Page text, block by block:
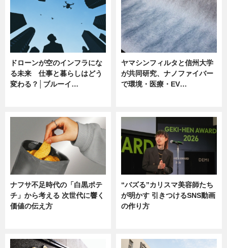
ドローンが空のインフラにな
る未来 仕事と暮らしはどう
変わる？│ブルーイ…
ヤマシンフィルタと信州大学
が共同研究、ナノファイバー
で環境・医療・EV…
ナフサ不足時代の「白黒ポテ
チ」から考える 次世代に響く
価値の伝え方
“バズる”カリスマ美容師たち
が明かす 引きつけるSNS動画
の作り方